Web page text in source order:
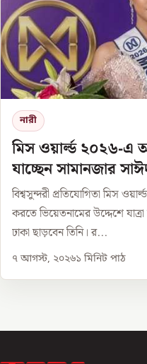
নারী
মিস ওয়ার্ল্ড ২০২৬-এ
যাচ্ছেন সামানজার
বিশ্বসুন্দরী প্রতিযোগিতা মিস
করতে ভিয়েতনামের উদ্দেশে
ঢাকা ছাড়বেন তিনি। র...
৭ আগস্ট, ২০২৬১ মিনিট পাঠ